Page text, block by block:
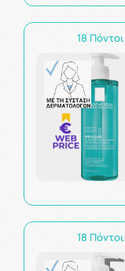
18 Πόντοι
18 Πόντοι